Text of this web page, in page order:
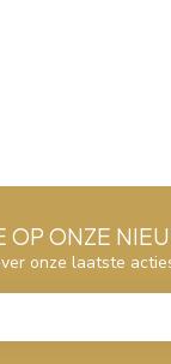
OP ONZE
onze laatste